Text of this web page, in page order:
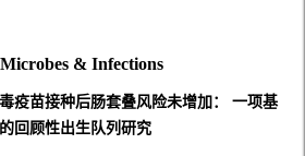
& Infections
疫苗接种后肠套叠⻛险未增加：
⼀项基
回顾性出⽣队列研究